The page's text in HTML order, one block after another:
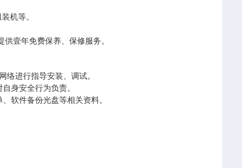
机等。
供壹年免费保养、保修服务。
络进行指导安装、调试。
身安全行为负责。
软件备份光盘等相关资料。